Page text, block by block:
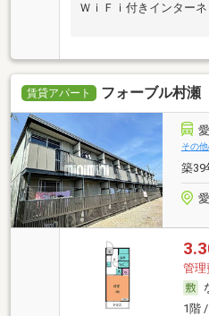
ＷｉＦｉ付きインター
賃貸アパート フォーブル村瀬
その
築39
管理
1階